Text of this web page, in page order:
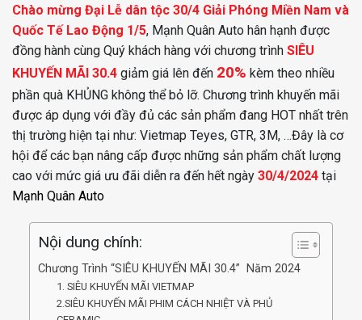
Chào mừng Đại Lễ dân tộc 30/4 Giải Phóng Miền Nam và
Quốc Tế Lao Động 1/5, Mạnh Quân Auto hân hạnh được
đồng hành cùng Quý khách hàng với chương trình SIÊU
KHUYẾN MÃI 30.4 giảm giá lên đến 20% kèm theo nhiều
phần quà KHỦNG không thể bỏ lỡ. Chương trình khuyến mãi
được áp dụng với đầy đủ các sản phẩm đang HOT nhất trên
thị trường hiện tại như: Vietmap Teyes, GTR, 3M, …Đây là cơ
hội để các bạn nâng cấp được những sản phẩm chất lượng
cao với mức giá ưu đãi diễn ra đến hết ngày 30/4/2024 tại
Mạnh Quân Auto
Nội dung chính:
Chương Trình “SIÊU KHUYẾN MÃI 30.4” Năm 2024
1. SIÊU KHUYẾN MÃI VIETMAP
2.SIÊU KHUYẾN MÃI PHIM CÁCH NHIỆT VÀ PHỦ